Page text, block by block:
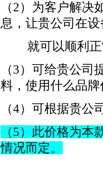
（2）为客户解
息，让贵公司在
就可以顺利正
（3）可给贵公
料，使用什么品
（4）可根据贵公
（5）此价格为
情况而定。